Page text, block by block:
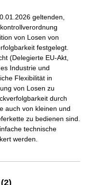
geltenden,
von Losen von
festgelegt.
(Delegierte EU-Akt,
Industrie und
Flexibilität in
von Losen zu
durch
auch von kleinen und
zu bedienen sind.
technische
werden.